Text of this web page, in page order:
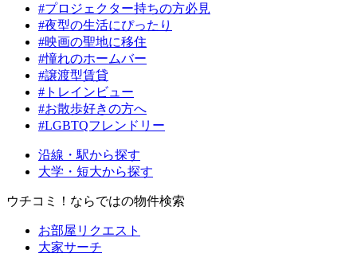
#プロジェクター持ちの方必見
#夜型の生活にぴったり
#映画の聖地に移住
#憧れのホームバー
#譲渡型賃貸
#トレインビュー
#お散歩好きの方へ
#LGBTQフレンドリー
沿線・駅から探す
大学・短大から探す
ウチコミ！ならではの物件検索
お部屋リクエスト
大家サーチ